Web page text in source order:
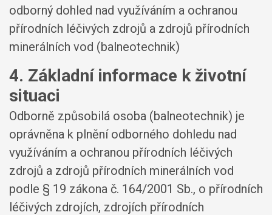
odborný dohled nad využíváním a ochranou
přírodních léčivých zdrojů a zdrojů přírodních
minerálních vod (balneotechnik)
4. Základní informace k životní
situaci
Odborně způsobilá osoba (balneotechnik) je
oprávněna k plnění odborného dohledu nad
využíváním a ochranou přírodních léčivých
zdrojů a zdrojů přírodních minerálních vod
podle § 19 zákona č. 164/2001 Sb., o přírodních
léčivých zdrojích, zdrojích přírodních